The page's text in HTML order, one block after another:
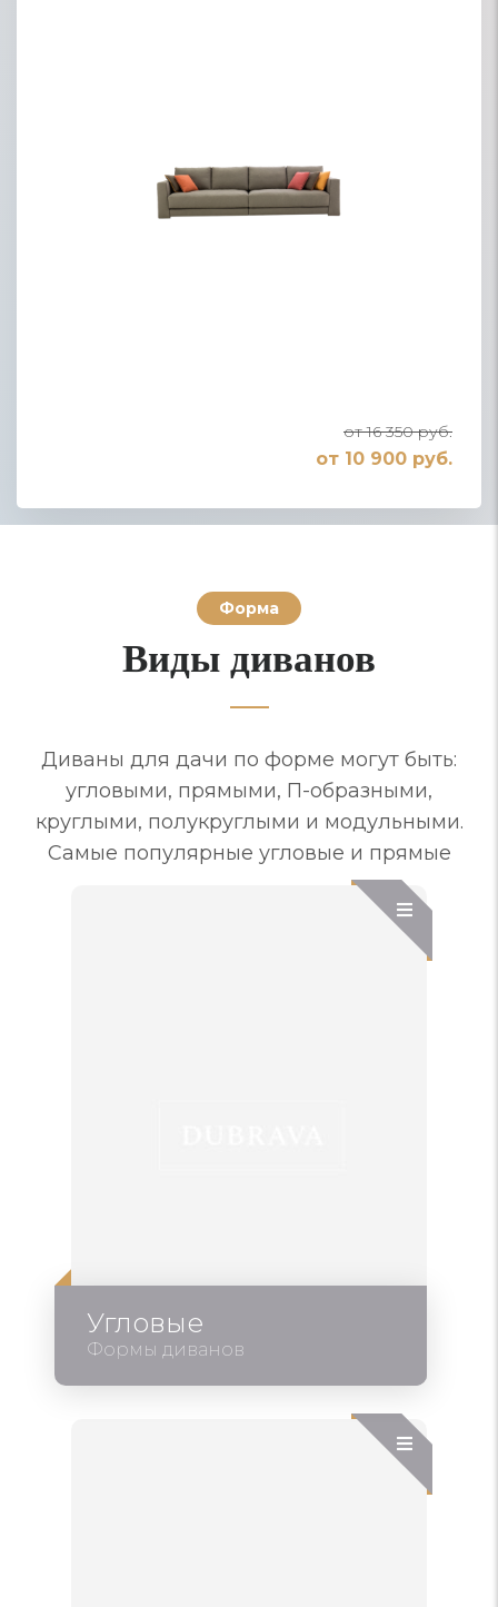
от 16 350 руб.
от 10 900 руб.
Форма
Виды диванов
Диваны для дачи по форме могут быть:
угловыми, прямыми, П-образными,
круглыми, полукруглыми и модульными.
Самые популярные угловые и прямые
Угловые
Формы диванов